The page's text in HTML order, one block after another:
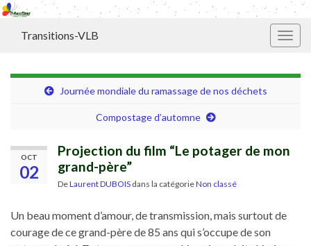
Transitions-VLB
Journée mondiale du ramassage de nos déchets
Compostage d’automne
OCT
02
Projection du film “Le potager de mon
grand-père”
DeLaurent DUBOIS dans la catégorieNon classé
Un beau moment d’amour, de transmission, mais surtout de
courage de ce grand-père de 85 ans qui s’occupe de son